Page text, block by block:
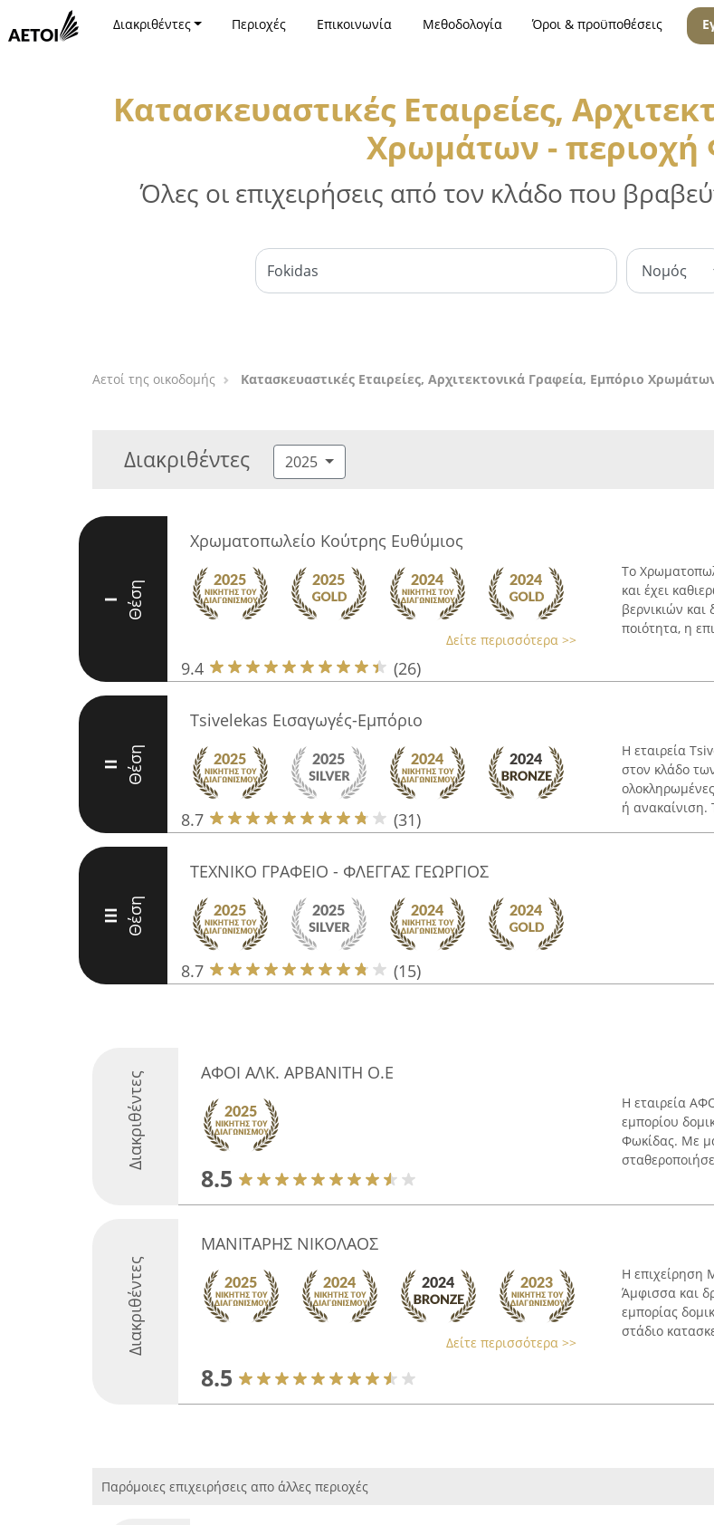
Διακριθέντες Περιοχές Επικοινωνία Μεθοδολογία Όροι & προϋποθέσεις
Κατασκευαστικές Εταιρείες,
Χρωμάτων - περιοχή
Όλες οι επιχειρήσεις από τον κλάδο που
Αετοί της οικοδομής Κατασκευαστικές Εταιρείες, Αρχιτεκτονικά Γραφεία, Εμπόριο
Διακριθέντες 2025
I Θέση
Χρωματοπωλείο Κούτρης Ευθύμιος
Δείτε περισσότερα >>
9.4 (26)
Το
και έχει
βερνικιών
ποιότητα, η
II Θέση
Tsivelekas Εισαγωγές-Εμπόριο
8.7 (31)
Η εταιρεία
στον κλάδο
ή
III Θέση
ΤΕΧΝΙΚΟ ΓΡΑΦΕΙΟ - ΦΛΕΓΓΑΣ ΓΕΩΡΓΙΟΣ
8.7 (15)
Διακριθέντες ΑΦΟΙ ΑΛΚ. ΑΡΒΑΝΙΤΗ Ο.Ε
8.5
Η εταιρεία
εμπορίου
Φωκίδας. Με
Διακριθέντες
ΜΑΝΙΤΑΡΗΣ ΝΙΚΟΛΑΟΣ
Δείτε περισσότερα >>
8.5
Η επιχείρηση
Άμφισσα και
εμπορίας
στάδιο
Παρόμοιες επιχειρήσεις απο άλλες περιοχές